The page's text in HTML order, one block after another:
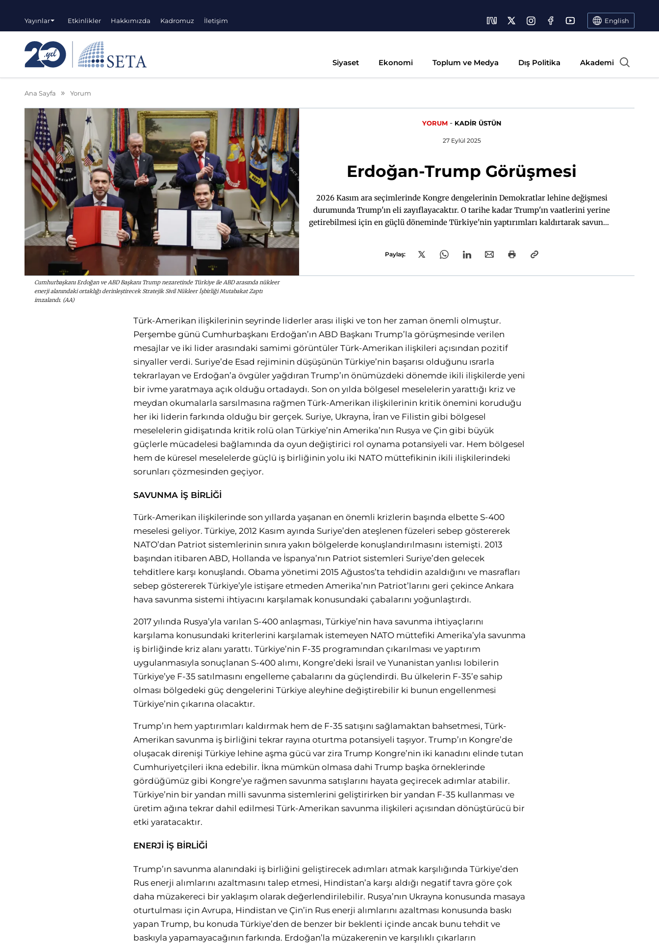
Yayınlar Etkinlikler Hakkımızda Kadromuz İletişim English
Siyaset Ekonomi Toplum ve Medya Dış Politika Akademi
Ana Sayfa Yorum
Cumhurbaşkanı Erdoğan ve ABD Başkanı Trump nezaretinde Türkiye ile ABD arasında nükleer
enerji alanındaki ortaklığı derinleştirecek Stratejik Sivil Nükleer İşbirliği Mutabakat Zaptı
imzalandı. (AA)
YORUM- KADİR ÜSTÜN
27 Eylül 2025
Erdoğan-Trump Görüşmesi
2026 Kasım ara seçimlerinde Kongre dengelerinin Demokratlar lehine değişmesi
durumunda Trump'ın eli zayıflayacaktır. O tarihe kadar Trump'ın vaatlerini yerine
getirebilmesi için en güçlü döneminde Türkiye'nin yaptırımları kaldırtarak savunma
Paylaş:
Türk-Amerikan ilişkilerinin seyrinde liderler arası ilişki ve ton her zaman önemli olmuştur.
Perşembe günü Cumhurbaşkanı Erdoğan’ın ABD Başkanı Trump’la görüşmesinde verilen
mesajlar ve iki lider arasındaki samimi görüntüler Türk-Amerikan ilişkileri açısından pozitif
sinyaller verdi. Suriye’de Esad rejiminin düşüşünün Türkiye’nin başarısı olduğunu ısrarla
tekrarlayan ve Erdoğan’a övgüler yağdıran Trump’ın önümüzdeki dönemde ikili ilişkilerde yeni
bir ivme yaratmaya açık olduğu ortadaydı. Son on yılda bölgesel meselelerin yarattığı kriz ve
meydan okumalarla sarsılmasına rağmen Türk-Amerikan ilişkilerinin kritik önemini koruduğu
her iki liderin farkında olduğu bir gerçek. Suriye, Ukrayna, İran ve Filistin gibi bölgesel
meselelerin gidişatında kritik rolü olan Türkiye’nin Amerika’nın Rusya ve Çin gibi büyük
güçlerle mücadelesi bağlamında da oyun değiştirici rol oynama potansiyeli var. Hem bölgesel
hem de küresel meselelerde güçlü iş birliğinin yolu iki NATO müttefikinin ikili ilişkilerindeki
sorunları çözmesinden geçiyor.
SAVUNMA İŞ BİRLİĞİ
Türk-Amerikan ilişkilerinde son yıllarda yaşanan en önemli krizlerin başında elbette S-400
meselesi geliyor. Türkiye, 2012 Kasım ayında Suriye’den ateşlenen füzeleri sebep göstererek
NATO’dan Patriot sistemlerinin sınıra yakın bölgelerde konuşlandırılmasını istemişti. 2013
başından itibaren ABD, Hollanda ve İspanya’nın Patriot sistemleri Suriye’den gelecek
tehditlere karşı konuşlandı. Obama yönetimi 2015 Ağustos’ta tehdidin azaldığını ve masrafları
sebep göstererek Türkiye’yle istişare etmeden Amerika’nın Patriot’larını geri çekince Ankara
hava savunma sistemi ihtiyacını karşılamak konusundaki çabalarını yoğunlaştırdı.
2017 yılında Rusya’yla varılan S-400 anlaşması, Türkiye’nin hava savunma ihtiyaçlarını
karşılama konusundaki kriterlerini karşılamak istemeyen NATO müttefiki Amerika’yla savunma
iş birliğinde kriz alanı yarattı. Türkiye’nin F-35 programından çıkarılması ve yaptırım
uygulanmasıyla sonuçlanan S-400 alımı, Kongre’deki İsrail ve Yunanistan yanlısı lobilerin
Türkiye’ye F-35 satılmasını engelleme çabalarını da güçlendirdi. Bu ülkelerin F-35’e sahip
olması bölgedeki güç dengelerini Türkiye aleyhine değiştirebilir ki bunun engellenmesi
Türkiye’nin çıkarına olacaktır.
Trump’ın hem yaptırımları kaldırmak hem de F-35 satışını sağlamaktan bahsetmesi, Türk-
Amerikan savunma iş birliğini tekrar rayına oturtma potansiyeli taşıyor. Trump’ın Kongre’de
oluşacak direnişi Türkiye lehine aşma gücü var zira Trump Kongre’nin iki kanadını elinde tutan
Cumhuriyetçileri ikna edebilir. İkna mümkün olmasa dahi Trump başka örneklerinde
gördüğümüz gibi Kongre’ye rağmen savunma satışlarını hayata geçirecek adımlar atabilir.
Türkiye’nin bir yandan milli savunma sistemlerini geliştirirken bir yandan F-35 kullanması ve
üretim ağına tekrar dahil edilmesi Türk-Amerikan savunma ilişkileri açısından dönüştürücü bir
etki yaratacaktır.
ENERJİ İŞ BİRLİĞİ
Trump’ın savunma alanındaki iş birliğini geliştirecek adımları atmak karşılığında Türkiye’den
Rus enerji alımlarını azaltmasını talep etmesi, Hindistan’a karşı aldığı negatif tavra göre çok
daha müzakereci bir yaklaşım olarak değerlendirilebilir. Rusya’nın Ukrayna konusunda masaya
oturtulması için Avrupa, Hindistan ve Çin’in Rus enerji alımlarını azaltması konusunda baskı
yapan Trump, bu konuda Türkiye’den de benzer bir beklenti içinde ancak bunu tehdit ve
baskıyla yapamayacağının farkında. Erdoğan’la müzakerenin ve karşılıklı çıkarların